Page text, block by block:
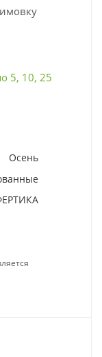
5, 10, 25
Осень